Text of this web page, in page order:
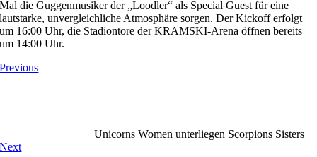
Mal die Guggenmusiker der „Loodler“ als Special Guest für eine
lautstarke, unvergleichliche Atmosphäre sorgen. Der Kickoff erfolgt
um 16:00 Uhr, die Stadiontore der KRAMSKI-Arena öffnen bereits
um 14:00 Uhr.
Previous
Unicorns Women unterliegen Scorpions Sisters
Next